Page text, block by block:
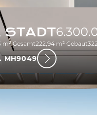
STADT
m² Gesamt222,94 m² Gebaut
MH9049